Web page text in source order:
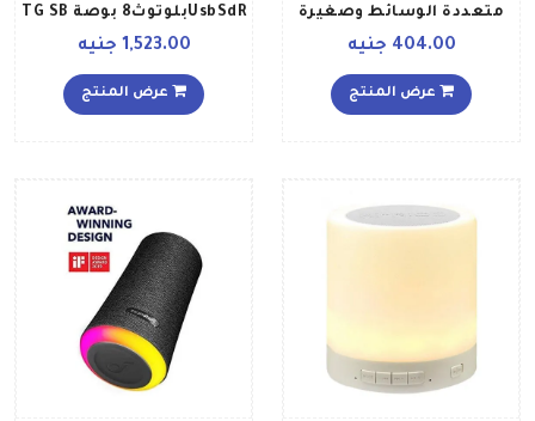
متعددة الوسائط وصغيرة
مقبس سماعة رأس
للكمبيوتر والهاتف الذكي
404.00 جنيه
عرض المنتج
UsbSdRبلوتوث8 بوصة TG SB
B010 أسود
1,523.00 جنيه
عرض المنتج